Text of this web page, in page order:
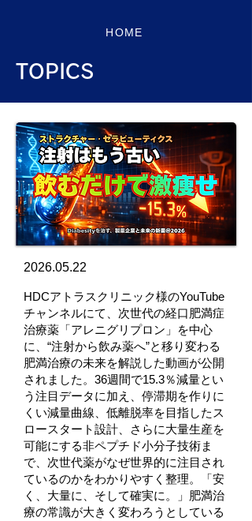
HOME
TOPICS
2026.05.22
HDCアトラスクリニック様のYouTube
チャンネルにて、次世代の経口肥満症
治療薬「アレニグリプロン」を中心
に、“注射から飲み薬へ”と移り変わる
肥満治療の未来を解説した動画が公開
されました。36週間で15.3％減量とい
う注目データに加え、停滞期を作りに
くい減量曲線、低離脱率を目指したス
ロースタート設計、さらに大量生産を
可能にする非ペプチド小分子技術ま
で、次世代薬がなぜ世界的に注目され
ているのかをわかりやすく整理。「安
く、大量に、そして確実に。」肥満治
療の常識が大きく変わろうとしている